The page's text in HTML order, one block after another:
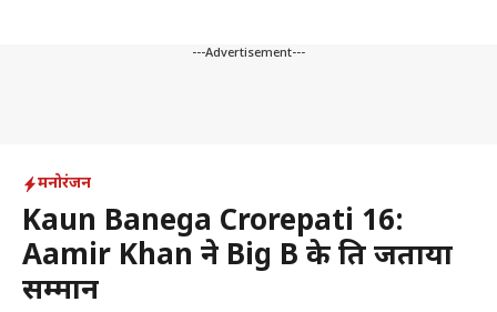
---Advertisement---
मनोरंजन
Kaun Banega Crorepati 16:
Aamir Khan ने Big B के प्रति जताया
सम्मान